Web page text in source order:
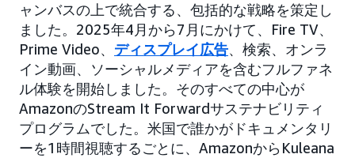
ャンバスの上で統合する、包括的な戦略を策定し
ました。2025年4月から7月にかけて、Fire TV、
Prime Video、 ディスプレイ広告、検索、オンラ
イン動画、ソーシャルメディアを含むフルファネ
ル体験を開始しました。そのすべての中心が
AmazonのStream It Forwardサステナビリティ
プログラムでした。米国で誰かがドキュメンタリ
ーを1時間視聴するごとに、AmazonからKuleana